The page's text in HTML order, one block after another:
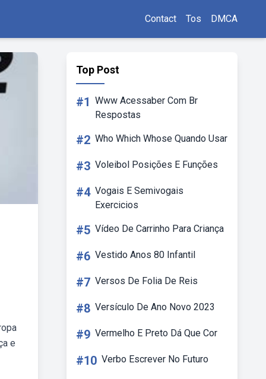
Contact Tos DMCA
e
Top Post
#1 Www Acessaber Com Br
Respostas
#2 Who Which Whose Quando Usar
#3 Voleibol Posições E Funções
#4 Vogais E Semivogais
Exercicios
#5 Vídeo De Carrinho Para Criança
#6 Vestido Anos 80 Infantil
#7 Versos De Folia De Reis
#8 Versículo De Ano Novo 2023
#9 Vermelho E Preto Dá Que Cor
#10 Verbo Escrever No Futuro